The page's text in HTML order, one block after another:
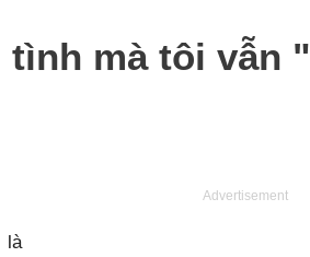
tình mà tôi vẫn
là
Advertisement